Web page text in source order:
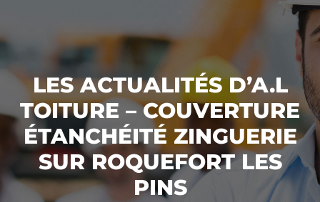
LES ACTUALITÉS D’A.L
TOITURE – COUVERTURE
ÉTANCHÉITÉ ZINGUERIE
SUR ROQUEFORT LES
PINS